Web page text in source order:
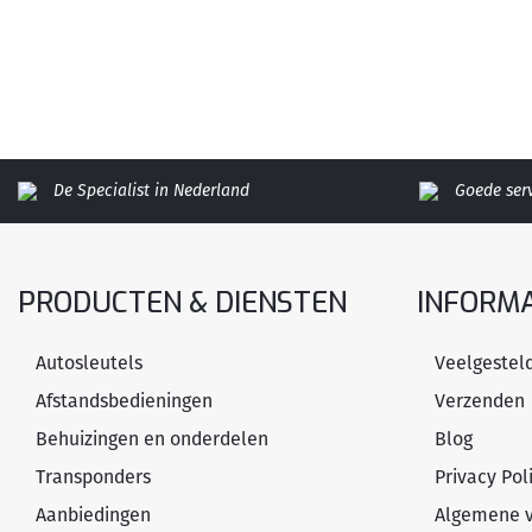
De Specialist in Nederland Goede
PRODUCTEN & DIENSTEN
Autosleutels
Afstandsbedieningen
Behuizingen en onderdelen
Transponders
Aanbiedingen
Verzenden
Blog
Privacy
Algemene